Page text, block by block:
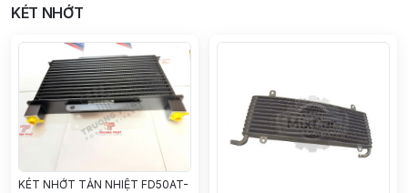
KÉT NHỚT
KÉT NHỚT TẢN NHIỆT FD50AT-